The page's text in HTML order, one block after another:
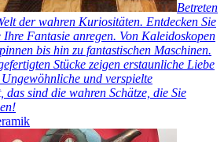
Betreten
der wahren Kuriositäten. Entdecken Sie
Ihre Fantasie anregen. Von Kaleidoskopen
bis hin zu fantastischen Maschinen.
Stücke zeigen erstaunliche Liebe
und verspielte
das sind die wahren Schätze, die Sie